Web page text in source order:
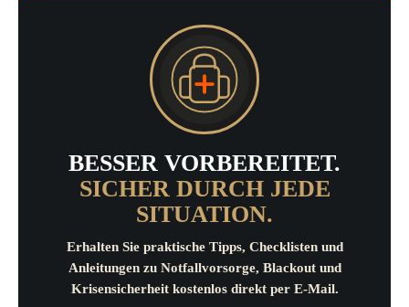
BESSER VORBEREITET.
SICHER DURCH JEDE
SITUATION.
Erhalten Sie praktische Tipps, Checklisten und
Anleitungen zu Notfallvorsorge, Blackout und
Krisensicherheit kostenlos direkt per E-Mail.